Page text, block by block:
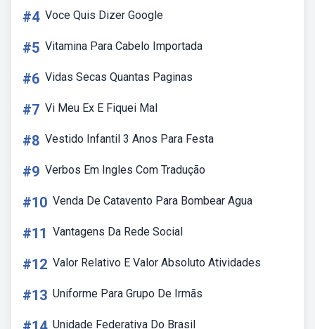
#4 Voce Quis Dizer Google
#5 Vitamina Para Cabelo Importada
#6 Vidas Secas Quantas Paginas
#7 Vi Meu Ex E Fiquei Mal
#8 Vestido Infantil 3 Anos Para Festa
#9 Verbos Em Ingles Com Tradução
#10 Venda De Catavento Para Bombear Agua
#11 Vantagens Da Rede Social
#12 Valor Relativo E Valor Absoluto Atividades
#13 Uniforme Para Grupo De Irmãs
Unidade Federativa Do Brasil